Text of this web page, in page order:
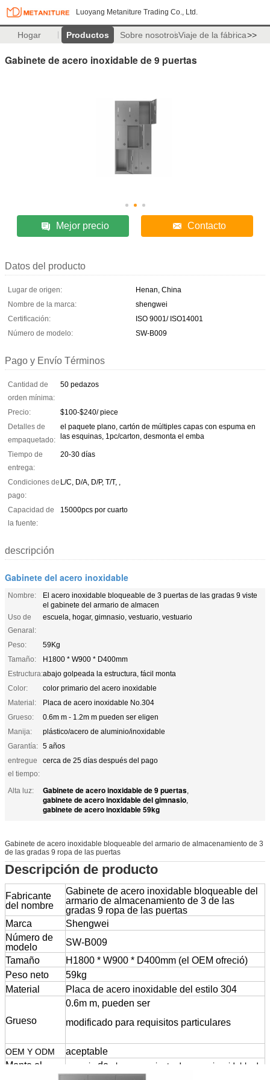
Luoyang Metaniture Trading Co., Ltd.
Hogar Productos Sobre nosotrosViaje de la fábrica>>
Gabinete de acero inoxidable de 9 puertas
Mejor precio Contacto
Datos del producto
Lugar de origen:
Henan, China
Nombre de la marca:
shengwei
Certificación:
ISO 9001/ ISO14001
Número de modelo:
SW-B009
Pago y Envío Términos
Cantidad de
orden mínima:
50 pedazos
Precio:
$100-$240/ piece
Detalles de
empaquetado:
el paquete plano, cartón de múltiples capas con espuma en
las esquinas, 1pc/carton, desmonta el emba
Tiempo de
entrega:
20-30 días
Condiciones de
pago:
L/C, D/A, D/P, T/T, ,
Capacidad de
la fuente:
15000pcs por cuarto
descripción
Gabinete del acero inoxidable
Nombre:
El acero inoxidable bloqueable de 3 puertas de las gradas 9 viste
el gabinete del armario de almacen
Uso de
Genaral:
escuela, hogar, gimnasio, vestuario, vestuario
Peso:
59Kg
Tamaño:
H1800 * W900 * D400mm
Estructura:abajo golpeada la estructura, fácil monta
Color:
color primario del acero inoxidable
Material:
Placa de acero inoxidable No.304
Grueso:
0.6m m - 1.2m m pueden ser eligen
Manija:
plástico/acero de aluminio/inoxidable
Garantía: 5 años
entregue
el tiempo:
cerca de 25 días después del pago
Alta luz: Gabinete de acero inoxidable de 9 puertas,
gabinete de acero inoxidable del gimnasio,
gabinete de acero inoxidable 59kg
Gabinete de acero inoxidable bloqueable del armario de almacenamiento de 3
de las gradas 9 ropa de las puertas
Descripción de producto
Fabricante
del nombre
Gabinete de acero inoxidable bloqueable del
armario de almacenamiento de 3 de las
gradas 9 ropa de las puertas
Marca
Shengwei
Número de
modelo
SW-B009
Tamaño
H1800 * W900 * D400mm (el OEM ofreció)
Peso neto
59kg
Material
Placa de acero inoxidable del estilo 304
Grueso
0.6m m, pueden ser
modificado para requisitos particulares
OEM Y ODM
aceptable
Monte el
armario de almacenamiento de acero inoxidable de
cerca de 10 puertas de